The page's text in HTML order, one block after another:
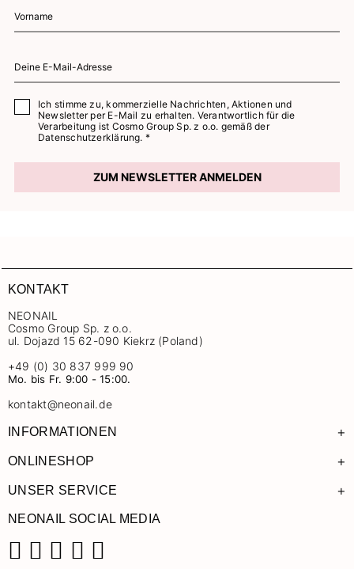
Ich stimme zu, kommerzielle Nachrichten, Aktionen und
Newsletter per E-Mail zu erhalten. Verantwortlich für die
Verarbeitung ist Cosmo Group Sp. z o.o. gemäß der
Datenschutzerklärung. *
ZUM NEWSLETTER ANMELDEN
KONTAKT
NEONAIL
Cosmo Group Sp. z o.o.
ul. Dojazd 15 62-090 Kiekrz (Poland)
+49 (0) 30 837 999 90
Mo. bis Fr. 9:00 - 15:00.
kontakt@neonail.de
INFORMATIONEN +
ONLINESHOP +
UNSER SERVICE +
NEONAIL SOCIAL MEDIA